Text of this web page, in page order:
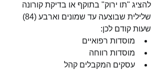
להציג "תו ירוק" בתוקף או בדיקת קורונה
שלילית שבוצעה עד שמונים וארבע (84)
שעות קודם לכן:
מוסדות רפואיים
מוסדות רווחה
עסקים המקבלים קהל